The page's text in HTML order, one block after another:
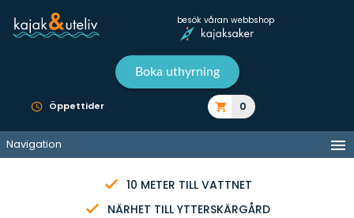
besök våran webbshop
Boka uthyrning
Öppettider 0
Navigation
10 METER TILL VATTNET
NÄRHET TILL YTTERSKÄRGÅRD